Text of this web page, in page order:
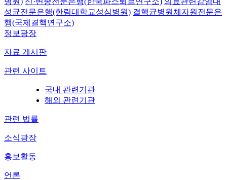
성균전문은행(한림대학교성심병원) 결핵균병원체자원전문은
행(국제결핵연구소)
정보광장
자료 게시판
관련 사이트
국내 관련기관
해외 관련기관
관련 법률
소식광장
홍보활동
언론